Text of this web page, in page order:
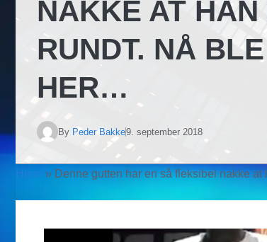
NAKKE AT
RUNDT. NÅ
HER…
By Peder Bakke9. september 2018
Hjem » Denne gutten har en så fleksibel nakke